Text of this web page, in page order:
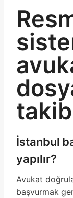
İstanbul
yapılır?
Avukat
başvurmak